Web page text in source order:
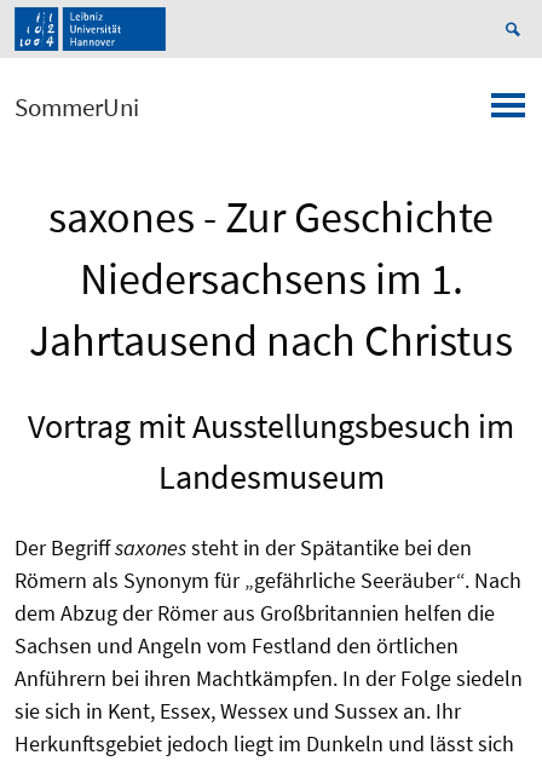
SommerUni
saxones - Zur Geschichte
Niedersachsens im 1.
Jahrtausend nach Christus
Vortrag mit Ausstellungsbesuch im
Landesmuseum
Der Begriffsaxonessteht in der Spätantike bei den
Römern als Synonym für „gefährliche Seeräuber“. Nach
dem Abzug der Römer aus Großbritannien helfen die
Sachsen und Angeln vom Festland den örtlichen
Anführern bei ihren Machtkämpfen. In der Folge siedeln
sie sich in Kent, Essex, Wessex und Sussex an. Ihr
Herkunftsgebiet jedoch liegt im Dunkeln und lässt sich